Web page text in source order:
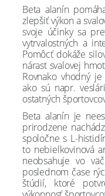
Beta alanín
zlepšiť výkon a
svoje účinky sa
vytrvalostných a
Pomôcť dokáže
nárast svalovej
Rovnako vhodný
ako sú napr.
ostatných
Beta alanín je
prirodzene
spoločne s L-
to nebielkovinová
neobsahuje vo
poslednom čase
štúdií, ktoré